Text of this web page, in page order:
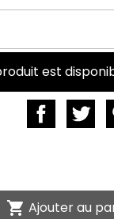
est
shopping_cart Ajouter au